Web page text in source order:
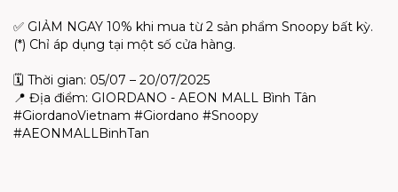
✅ GIẢM NGAY 10% khi mua từ 2 sản phẩm Snoopy bất kỳ.
(*) Chỉ áp dụng tại một số cửa hàng.
🗓️ Thời gian: 05/07 – 20/07/2025
📍 Địa điểm: GIORDANO - AEON MALL Bình Tân
#GiordanoVietnam #Giordano #Snoopy
#AEONMALLBinhTan